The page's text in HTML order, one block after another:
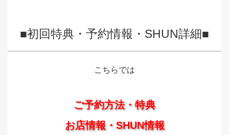
■初回特典・予約情報・SHUN詳細■
こちらでは
ご予約方法・特典
お店情報・SHUN情報